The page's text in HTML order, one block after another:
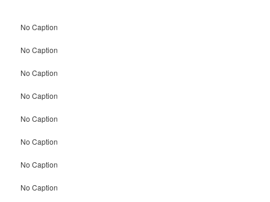
No Caption
No Caption
No Caption
No Caption
No Caption
No Caption
No Caption
No Caption